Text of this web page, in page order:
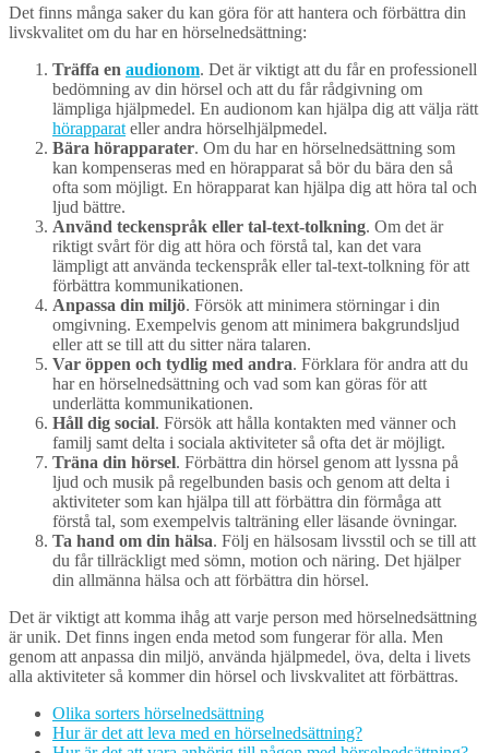
Det finns många saker du kan göra för att hantera och förbättra din
livskvalitet om du har en hörselnedsättning:
Träffa en audionom. Det är viktigt att du får en professionell
bedömning av din hörsel och att du får rådgivning om
lämpliga hjälpmedel. En audionom kan hjälpa dig att välja rätt
hörapparat eller andra hörselhjälpmedel.
Bära hörapparater. Om du har en hörselnedsättning som
kan kompenseras med en hörapparat så bör du bära den så
ofta som möjligt. En hörapparat kan hjälpa dig att höra tal och
ljud bättre.
Använd teckenspråk eller tal-text-tolkning. Om det är
riktigt svårt för dig att höra och förstå tal, kan det vara
lämpligt att använda teckenspråk eller tal-text-tolkning för att
förbättra kommunikationen.
Anpassa din miljö. Försök att minimera störningar i din
omgivning. Exempelvis genom att minimera bakgrundsljud
eller att se till att du sitter nära talaren.
Var öppen och tydlig med andra. Förklara för andra att du
har en hörselnedsättning och vad som kan göras för att
underlätta kommunikationen.
Håll dig social. Försök att hålla kontakten med vänner och
familj samt delta i sociala aktiviteter så ofta det är möjligt.
Träna din hörsel. Förbättra din hörsel genom att lyssna på
ljud och musik på regelbunden basis och genom att delta i
aktiviteter som kan hjälpa till att förbättra din förmåga att
förstå tal, som exempelvis talträning eller läsande övningar.
Ta hand om din hälsa. Följ en hälsosam livsstil och se till att
du får tillräckligt med sömn, motion och näring. Det hjälper
din allmänna hälsa och att förbättra din hörsel.
Det är viktigt att komma ihåg att varje person med hörselnedsättning
är unik. Det finns ingen enda metod som fungerar för alla. Men
genom att anpassa din miljö, använda hjälpmedel, öva, delta i livets
alla aktiviteter så kommer din hörsel och livskvalitet att förbättras.
Olika sorters hörselnedsättning
Hur är det att leva med en hörselnedsättning?